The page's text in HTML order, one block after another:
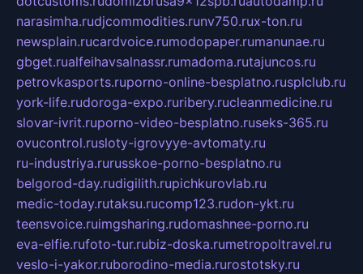
narasimha.rudjcommodities.runv750.rux-ton.ru
newsplain.rucardvoice.rumodopaper.rumanunae.ru
gbget.rualfeihavsalnassr.rumadoma.rutajuncos.ru
petrovkasports.ruporno-online-besplatno.rusplclub.ru
york-life.rudoroga-expo.ruribery.rucleanmedicine.ru
slovar-ivrit.ruporno-video-besplatno.ruseks-365.ru
ovucontrol.rusloty-igrovyye-avtomaty.ru
ru-industriya.rurusskoe-porno-besplatno.ru
belgorod-day.rudigilith.rupichkurovlab.ru
medic-today.rutaksu.rucomp123.rudon-ykt.ru
teensvoice.ruimgsharing.rudomashnee-porno.ru
eva-elfie.rufoto-tur.rubiz-doska.rumetropoltravel.ru
veslo-i-yakor.ruborodino-media.rurostotsky.ru